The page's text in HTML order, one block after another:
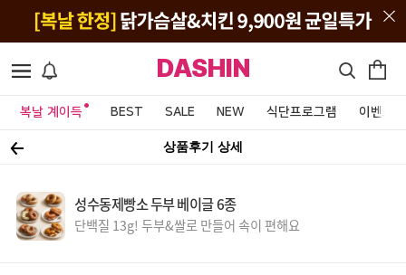
DASHIN
복날 계이득 BEST SALE NEW 식단프로그램 이벤트&
상품후기 상세
성수동제빵소 두부 베이글 6종
단백질 13g! 두부&쌀로 만들어 속이 편해요